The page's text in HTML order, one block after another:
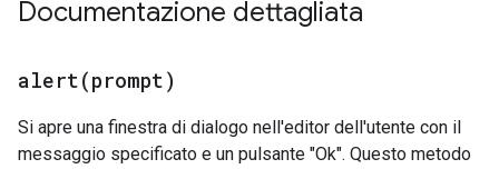
Documentazione dettagliata
alert(prompt)
Si apre una finestra di dialogo nell'editor dell'utente con il
messaggio specificato e un pulsante "Ok". Questo metodo